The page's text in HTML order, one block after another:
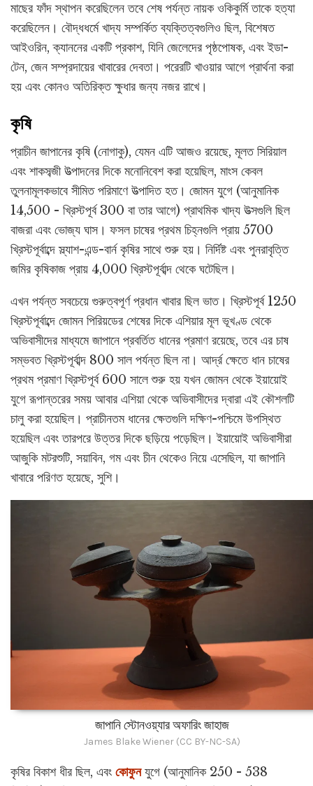
মাছের ফাঁদ স্থাপন করেছিলেন তবে শেষ পর্যন্ত নায়ক ওকিকুর্মি তাকে হত্যা
করেছিলেন। বৌদ্ধধর্মে খাদ্য সম্পর্কিত ব্যক্তিত্বগুলিও ছিল, বিশেষত
আইওরিন, ক্যাননের একটি প্রকাশ, যিনি জেলেদের পৃষ্ঠপোষক, এবং ইডা-
টেন, জেন সম্প্রদায়ের খাবারের দেবতা। পরেরটি খাওয়ার আগে প্রার্থনা করা
হয় এবং কোনও অতিরিক্ত ক্ষুধার জন্য নজর রাখে।
কৃষি
প্রাচীন জাপানের কৃষি (নোগাকু), যেমন এটি আজও রয়েছে, মূলত সিরিয়াল
এবং শাকসব্জী উত্পাদনের দিকে মনোনিবেশ করা হয়েছিল, মাংস কেবল
তুলনামূলকভাবে সীমিত পরিমাণে উত্পাদিত হত। জোমন যুগে (আনুমানিক
14,500 - খ্রিস্টপূর্ব 300 বা তার আগে) প্রাথমিক খাদ্য উত্সগুলি ছিল
বাজরা এবং ভোজ্য ঘাস। ফসল চাষের প্রথম চিহ্নগুলি প্রায় 5700
খ্রিস্টপূর্বাব্দে স্ল্যাশ-এন্ড-বার্ন কৃষির সাথে শুরু হয়। নির্দিষ্ট এবং পুনরাবৃত্তি
জমির কৃষিকাজ প্রায় 4,000 খ্রিস্টপূর্বাব্দ থেকে ঘটেছিল।
এখন পর্যন্ত সবচেয়ে গুরুত্বপূর্ণ প্রধান খাবার ছিল ভাত। খ্রিস্টপূর্ব 1250
খ্রিস্টপূর্বাব্দে জোমন পিরিয়ডের শেষের দিকে এশিয়ার মূল ভূখণ্ড থেকে
অভিবাসীদের মাধ্যমে জাপানে প্রবর্তিত ধানের প্রমাণ রয়েছে, তবে এর চাষ
সম্ভবত খ্রিস্টপূর্বাব্দ 800 সাল পর্যন্ত ছিল না। আর্দ্র ক্ষেতে ধান চাষের
প্রথম প্রমাণ খ্রিস্টপূর্ব 600 সালে শুরু হয় যখন জোমন থেকে ইয়ায়োই
যুগে রূপান্তরের সময় আবার এশিয়া থেকে অভিবাসীদের দ্বারা এই কৌশলটি
চালু করা হয়েছিল। প্রাচীনতম ধানের ক্ষেতগুলি দক্ষিণ-পশ্চিমে উপস্থিত
হয়েছিল এবং তারপরে উত্তর দিকে ছড়িয়ে পড়েছিল। ইয়ায়োই অভিবাসীরা
আজুকি মটরশুটি, সয়াবিন, গম এবং চীন থেকেও নিয়ে এসেছিল, যা জাপানি
খাবারে পরিণত হয়েছে, সুশি।
জাপানি স্টোনওয়্যার অফারিং জাহাজ
James Blake Wiener (CC BY-NC-SA)
কৃষির বিকাশ ধীর ছিল, এবং কোফুনযুগে (আনুমানিক 250 - 538